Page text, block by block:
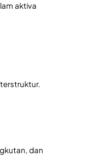
aktiva
dan